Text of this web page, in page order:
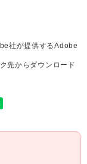
社が提供するAdobe
先からダウンロード